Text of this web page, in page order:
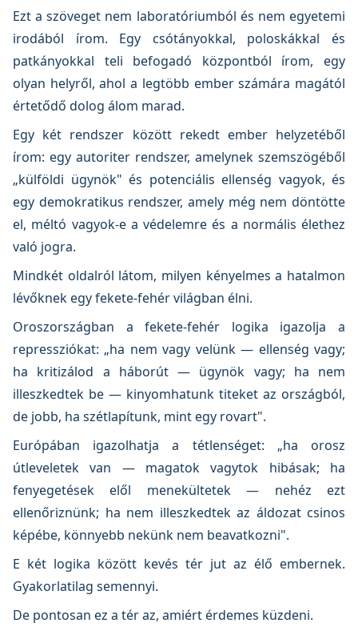
Ezt a szöveget nem laboratóriumból és nem egyetemi
irodából írom. Egy csótányokkal, poloskákkal és
patkányokkal teli befogadó központból írom, egy
olyan helyről, ahol a legtöbb ember számára magától
értetődő dolog álom marad.
Egy két rendszer között rekedt ember helyzetéből
írom: egy autoriter rendszer, amelynek szemszögéből
„külföldi ügynök" és potenciális ellenség vagyok, és
egy demokratikus rendszer, amely még nem döntötte
el, méltó vagyok-e a védelemre és a normális élethez
való jogra.
Mindkét oldalról látom, milyen kényelmes a hatalmon
lévőknek egy fekete-fehér világban élni.
Oroszországban a fekete-fehér logika igazolja a
repressziókat: „ha nem vagy velünk — ellenség vagy;
ha kritizálod a háborút — ügynök vagy; ha nem
illeszkedtek be — kinyomhatunk titeket az országból,
de jobb, ha szétlapítunk, mint egy rovart".
Európában igazolhatja a tétlenséget: „ha orosz
útleveletek van — magatok vagytok hibásak; ha
fenyegetések elől menekültetek — nehéz ezt
ellenőriznünk; ha nem illeszkedtek az áldozat csinos
képébe, könnyebb nekünk nem beavatkozni".
E két logika között kevés tér jut az élő embernek.
Gyakorlatilag semennyi.
De pontosan ez a tér az, amiért érdemes küzdeni.